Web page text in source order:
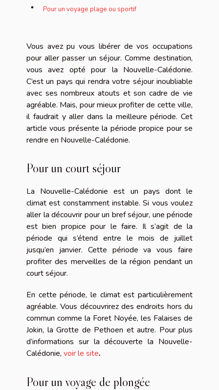
Pour un voyage plage ou sportif
Vous avez pu vous libérer de vos occupations
pour aller passer un séjour. Comme destination,
vous avez opté pour la Nouvelle-Calédonie.
C’est un pays qui rendra votre séjour inoubliable
avec ses nombreux atouts et son cadre de vie
agréable. Mais, pour mieux profiter de cette ville,
il faudrait y aller dans la meilleure période. Cet
article vous présente la période propice pour se
rendre en Nouvelle-Calédonie.
Pour un court séjour
La Nouvelle-Calédonie est un pays dont le
climat est constamment instable. Si vous voulez
aller la découvrir pour un bref séjour, une période
est bien propice pour le faire. Il s’agit de la
période qui s’étend entre le mois de juillet
jusqu’en janvier. Cette période va vous faire
profiter des merveilles de la région pendant un
court séjour.
En cette période, le climat est particulièrement
agréable. Vous découvrirez des endroits hors du
commun comme la Foret Noyée, les Falaises de
Jokin, la Grotte de Pethoen et autre. Pour plus
d’informations sur la découverte la Nouvelle-
Calédonie, voir le site.
Pour un voyage de plongée